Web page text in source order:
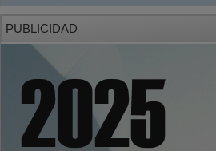
PUBLICIDAD